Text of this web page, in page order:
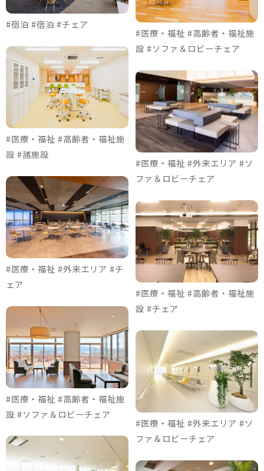
#宿泊 #宿泊 #チェア
#医療・福祉 #高齢者・福祉施
設 #諸施設
#医療・福祉 #外来エリア #チ
ェア
#医療・福祉 #高齢者・福祉施
設 #ソファ＆ロビーチェア
#医療・福祉 #高齢者・福祉施
設 #ソファ＆ロビーチェア
#医療・福祉 #外来エリア #ソ
ファ＆ロビーチェア
#医療・福祉 #高齢者・福祉施
設 #チェア
#医療・福祉 #外来エリア #ソ
ファ＆ロビーチェア